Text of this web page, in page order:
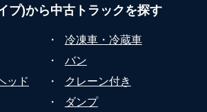
プ)から中古トラックを探す
・
冷凍車・冷蔵車
・
バン
ッド ・
クレーン付き
・
ダンプ